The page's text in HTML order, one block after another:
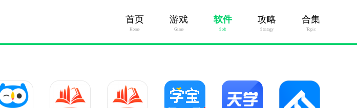
首页
Home
游戏
Game
软件
Soft
攻略
Stratagy
合集
Topic